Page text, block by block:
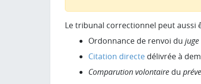
Le tribunal correctionnel peut aussi
Ordonnance de renvoi du juge
Citation directe délivrée à
Comparution volontaire du